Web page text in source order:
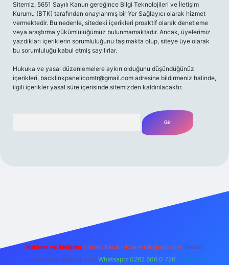
Sitemiz, 5651 Sayılı Kanun gereğince Bilgi Teknolojileri ve İletişim
Kurumu (BTK) tarafından onaylanmış bir Yer Sağlayıcı olarak hizmet
vermektedir. Bu nedenle, sitedeki içerikleri proaktif olarak denetleme
veya araştırma yükümlülüğümüz bulunmamaktadır. Ancak, üyelerimiz
yazdıkları içeriklerin sorumluluğunu taşımakta olup, siteye üye olarak
bu sorumluluğu kabul etmiş sayılırlar.
Hukuka ve yasal düzenlemelere aykırı olduğunu düşündüğünüz
içerikleri, backlinkpanelicomtr@gmail.com adresine bildirmeniz halinde,
ilgili içerikler yasal süre içerisinde sitemizden kaldırılacaktır.
Reklam ve İletişim: E-mail: backlinkpaneli@gmail.com Teams:
forumhizmeti@gmail.com Whatsapp: 0262 606 0 726 Telegram: